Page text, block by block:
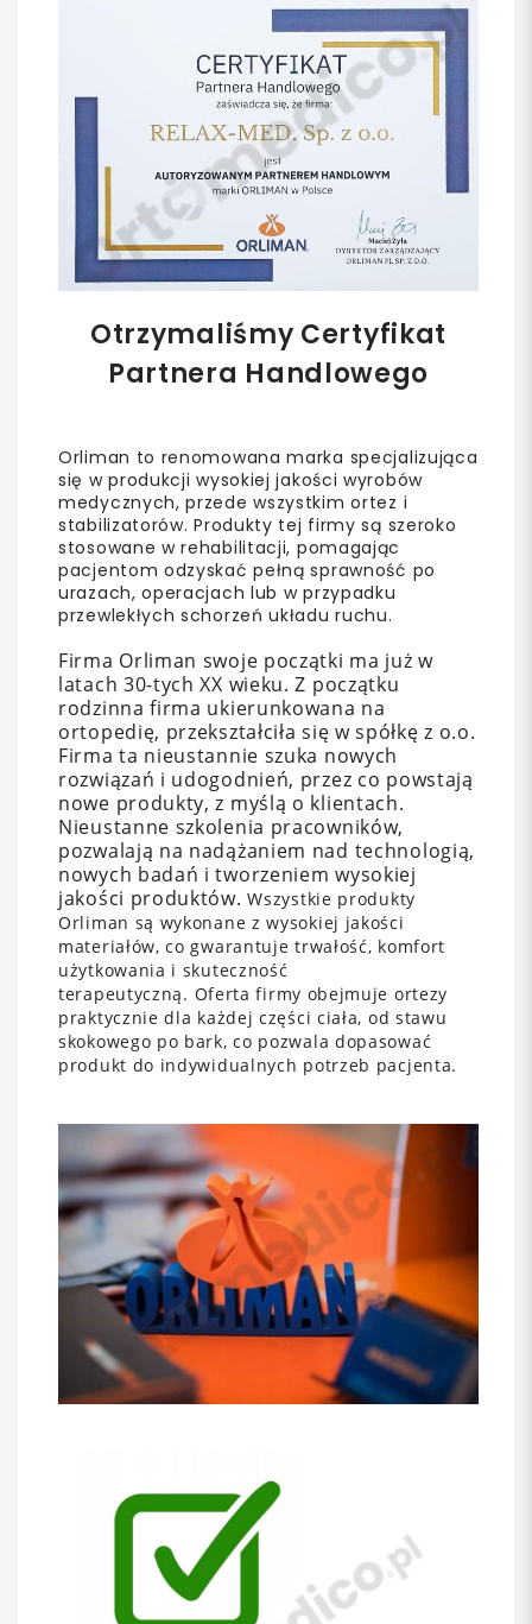
Otrzymaliśmy Certyfikat
Partnera Handlowego
Orliman to renomowana marka specjalizująca
się w produkcji wysokiej jakości wyrobów
medycznych, przede wszystkim ortez i
stabilizatorów. Produkty tej firmy są szeroko
stosowane w rehabilitacji, pomagając
pacjentom odzyskać pełną sprawność po
urazach, operacjach lub w przypadku
przewlekłych schorzeń układu ruchu.
Firma Orliman swoje początki ma już w
latach 30-tych XX wieku. Z początku
rodzinna firma ukierunkowana na
ortopedię, przekształciła się w spółkę z o.o.
Firma ta nieustannie szuka nowych
rozwiązań i udogodnień, przez co powstają
nowe produkty, z myślą o klientach.
Nieustanne szkolenia pracowników,
pozwalają na nadążaniem nad technologią,
nowych badań i tworzeniem wysokiej
jakości produktów.Wszystkie produkty
Orliman są wykonane z wysokiej jakości
materiałów, co gwarantuje trwałość, komfort
użytkowania i skuteczność
terapeutyczną. Oferta firmy obejmuje ortezy
praktycznie dla każdej części ciała, od stawu
skokowego po bark, co pozwala dopasować
produkt do indywidualnych potrzeb pacjenta.